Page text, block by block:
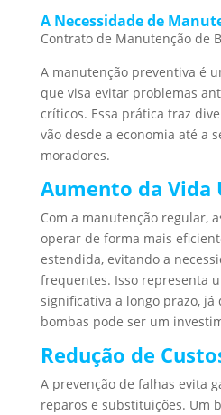
A Necessidade de
Contrato de Manutenção de
A manutenção preventiva é
que visa evitar problemas
críticos. Essa prática traz
vão desde a economia até a
moradores.
Aumento da Vida
Com a manutenção regular,
operar de forma mais
estendida, evitando a
frequentes. Isso representa
significativa a longo prazo, já
bombas pode ser um
Redução de
A prevenção de falhas evita
reparos e substituições. Um